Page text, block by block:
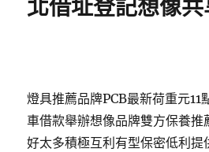
北借址登記想像
燈具推薦品牌PCB最新荷重元11
車借款舉辦想像品牌雙方保養推
好太多積極互利有型保密低利提